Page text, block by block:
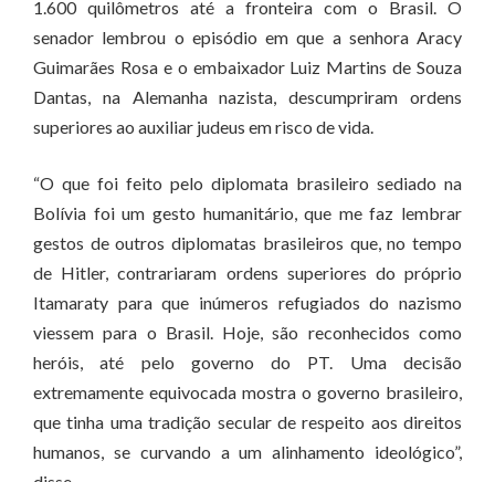
1.600 quilômetros até a fronteira com o Brasil. O
senador lembrou o episódio em que a senhora Aracy
Guimarães Rosa e o embaixador Luiz Martins de Souza
Dantas, na Alemanha nazista, descumpriram ordens
superiores ao auxiliar judeus em risco de vida.
“O que foi feito pelo diplomata brasileiro sediado na
Bolívia foi um gesto humanitário, que me faz lembrar
gestos de outros diplomatas brasileiros que, no tempo
de Hitler, contrariaram ordens superiores do próprio
Itamaraty para que inúmeros refugiados do nazismo
viessem para o Brasil. Hoje, são reconhecidos como
heróis, até pelo governo do PT. Uma decisão
extremamente equivocada mostra o governo brasileiro,
que tinha uma tradição secular de respeito aos direitos
humanos, se curvando a um alinhamento ideológico”,